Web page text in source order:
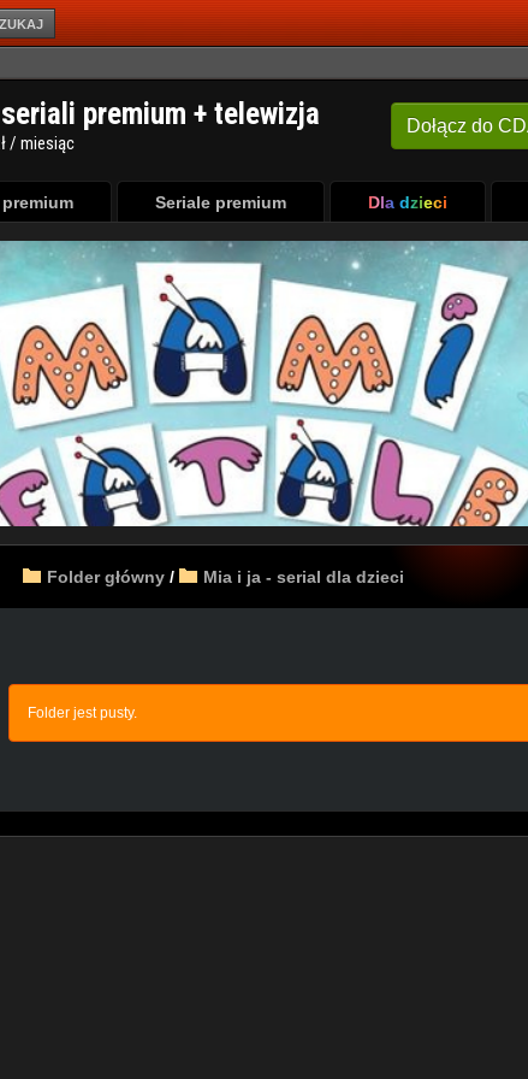
Seriale premium Dla dzieci
Folder główny / Mia i ja - serial dla dzieci
Folder jest pusty.